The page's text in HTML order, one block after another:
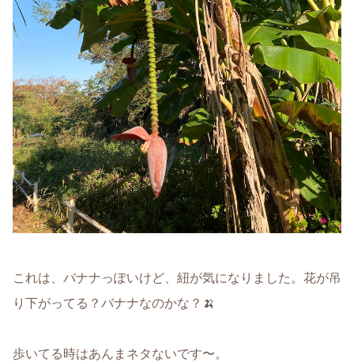
これは、バナナっぽいけど、紐が気になりました。花が吊
り下がってる？バナナなのかな？🍌
歩いてる時はあんまネタないです〜。